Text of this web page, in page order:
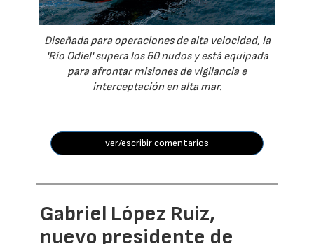
Diseñada para operaciones de alta velocidad, la
'Río Odiel' supera los 60 nudos y está equipada
para afrontar misiones de vigilancia e
interceptación en alta mar.
ver/escribir comentarios
Gabriel López Ruiz,
nuevo presidente de